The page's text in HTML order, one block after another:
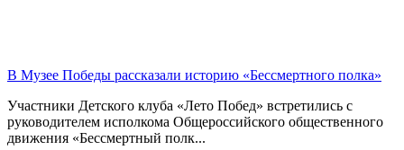
В Музее Победы рассказали историю «Бессмертного полка»
Участники Детского клуба «Лето Побед» встретились с
руководителем исполкома Общероссийского общественного
движения «Бессмертный полк...